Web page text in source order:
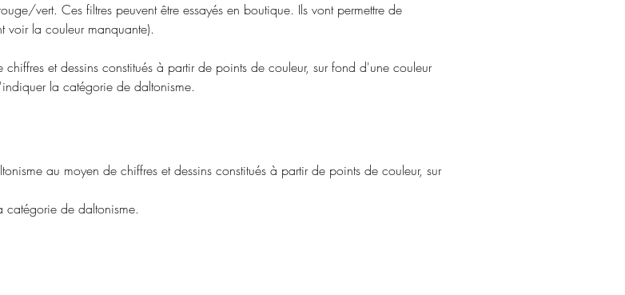
vert. Ces filtres peuvent être essayés en boutique. Ils vont permettre de
voir la couleur manquante).
et dessins constitués à partir de points de couleur, sur fond d'une couleur
la catégorie de daltonisme.
au moyen de chiffres et dessins constitués à partir de points de couleur, sur
catégorie de daltonisme.